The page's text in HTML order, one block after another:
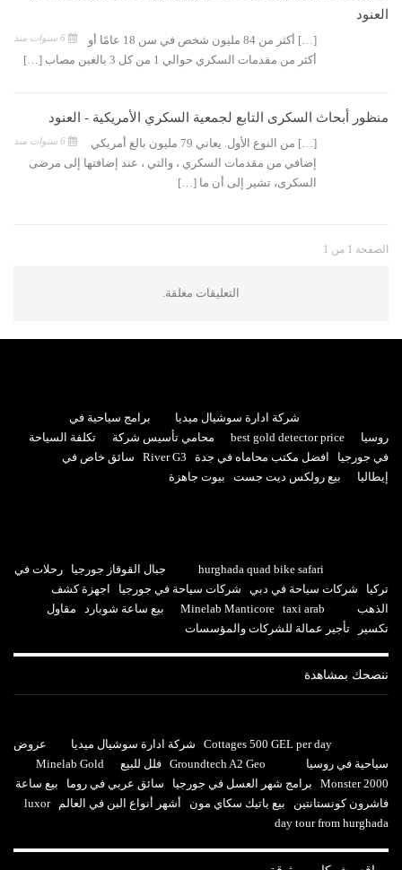
العنود
[…] أكثر من 84 مليون شخص في سن 18 عامًا أو
أكثر من مقدمات السكري حوالي 1 من كل 3 بالغين مصاب […]
منظور أبحاث السكرى التابع لجمعية السكري الأمريكية - العنود
[…] من النوع الأول. يعاني 79 مليون بالغ أمريكي
إضافي من مقدمات السكري ، والتي ، عند إضافتها إلى مرضى
السكرى، تشير إلى أن ما […]
الصفحة 1 من 1
التعليقات مغلقة.
شركة ادارة سوشيال ميديا
برامج سياحية في
روسيا
best gold detector price محامي تأسيس شركة
تكلفة السياحة
في جورجيا
افضل مكتب محاماه في جدة River G3
سائق خاص في
إيطاليا
بيع رولكس ديت جست بيوت جاهزة
hurghada quad bike safari جبال القوقاز جورجيا
رحلات في
تركيا
شركات سياحة في دبي شركات سياحة في جورجيا
اجهزة كشف
الذهب
Minelab Manticore taxi arab بيع ساعة شوبارد
مقاول
تكسير
تأجير عمالة للشركات والمؤسسات
ننصحك بمشاهدة
Cottages 500 GEL per day شركة ادارة سوشيال ميديا
عروض
سياحية في روسيا
Groundtech A2 Geo فلل للبيع
Minelab Gold
Monster 2000
برامج شهر العسل في جورجيا سائق عربي في روما
بيع ساعة
فاشرون كونستانتين
بيع باتيك سكاي مون أشهر أنواع البن في العالم
luxor
day tour from hurghada